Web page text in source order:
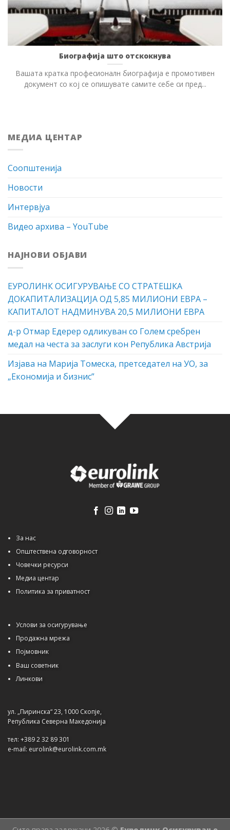
Биографија што отскокнува
Вашата кратка професионалн биографија е промотивен
документ со кој се опишувате самите себе си пред...
МЕДИА ЦЕНТАР
Соопштенија
Новости
Интервјуа
Видео архива – YouTube
НАЈНОВИ ОБЈАВИ
ЕУРОЛИНК ОСИГУРУВАЊЕ СО СТРАТЕШКА
ДОКАПИТАЛИЗАЦИЈА ОД 5,85 МИЛИОНИ ЕВРА –
КАПИТАЛОТ НАДМИНУВА 20,5 МИЛИОНИ ЕВРА
д-р Отмар Едерер одликуван со Голем сребрен
медал на честа за заслуги кон Република Австрија
Изјава на Марија Томеска, претседател на УО, за
„Економија и бизнис”
За нас
Општествена одговорност
Човечки ресурси
Медиа центар
Политика за приватност
Услови за осигурување
Продажна мрежа
Појмовник
Ваш советник
Линкови
ул. „Пиринска“ 23, 1000 Скопје,
Република Северна Македонија
тел: +389 2 32 89 301
e-mail: eurolink@eurolink.com.mk